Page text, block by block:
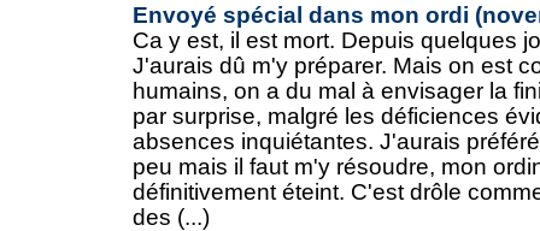
Envoyé spécial dans mon ordi
Ca y est, il est mort. Depuis quelques
J'aurais dû m'y préparer. Mais on est
humains, on a du mal à envisager la
par surprise, malgré les déficiences
absences inquiétantes. J'aurais
peu mais il faut m'y résoudre, mon
définitivement éteint. C'est drôle
des (...)